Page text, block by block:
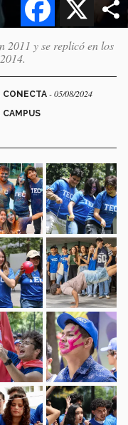
2011 y se replicó en los
CONECTA - 05/08/2024
CAMPUS